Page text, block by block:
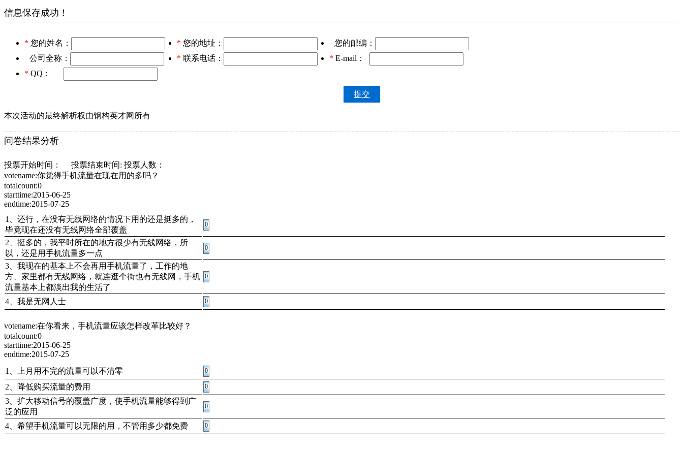
信息保存成功！
* 您的姓名： * 您的地址：
您的邮编：
公司全称：
* 联系电话： * E-mail：
* QQ：
提交
本次活动的最终解析权由钢构英才网所有
问卷结果分析
投票开始时间： 投票结束时间: 投票人数：
votename:你觉得手机流量在现在用的多吗？
totalcount:0
starttime:2015-06-25
endtime:2015-07-25
1、还行，在没有无线网络的情况下用的还是挺多的，
毕竟现在还没有无线网络全部覆盖
0
2、挺多的，我平时所在的地方很少有无线网络，所
以，还是用手机流量多一点
0
3、我现在的基本上不会再用手机流量了，工作的地
方、家里都有无线网络，就连逛个街也有无线网，手机
流量基本上都淡出我的生活了
0
4、我是无网人士 0
votename:在你看来，手机流量应该怎样改革比较好？
totalcount:0
starttime:2015-06-25
endtime:2015-07-25
1、上月用不完的流量可以不清零
0
2、降低购买流量的费用 0
3、扩大移动信号的覆盖广度，使手机流量能够得到广
泛的应用
0
4、希望手机流量可以无限的用，不管用多少都免费 0